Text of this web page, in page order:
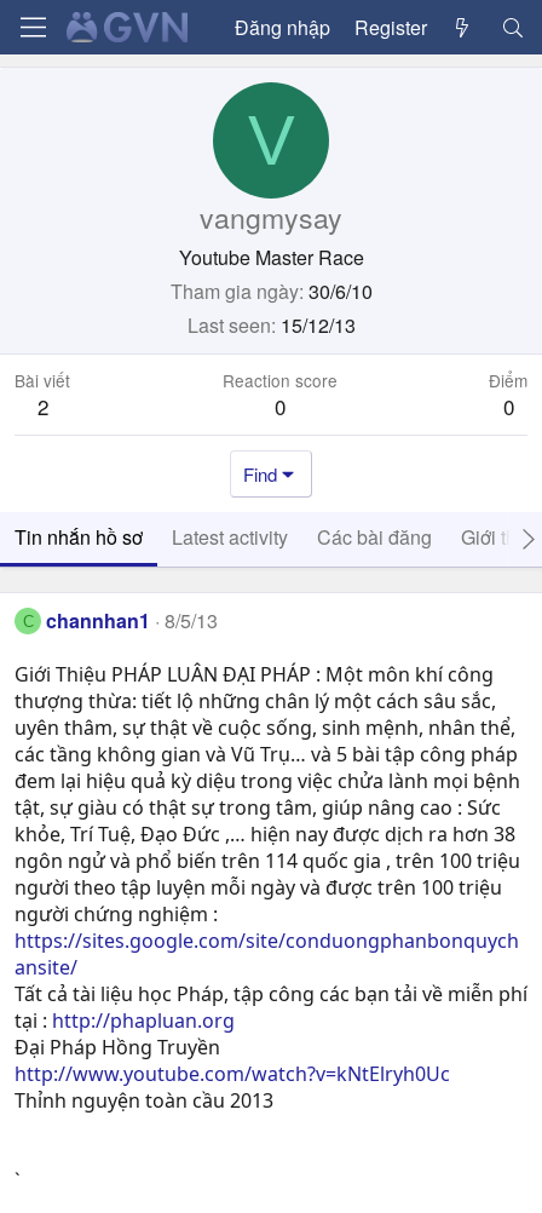
Đăng nhập Register
V
vangmysay
Youtube Master Race
Tham gia ngày 30/6/10
Last seen 15/12/13
Bài viết
2
Reaction score
0
Điểm
0
Find
Tin nhắn hồ sơ Latest activity Các bài đăng Giới thiệu
C channhan1 8/5/13
Giới Thiệu PHÁP LUÂN ĐẠI PHÁP : Một môn khí công
thượng thừa: tiết lộ những chân lý một cách sâu sắc,
uyên thâm, sự thật về cuộc sống, sinh mệnh, nhân thể,
các tầng không gian và Vũ Trụ… và 5 bài tập công pháp
đem lại hiệu quả kỳ diệu trong việc chửa lành mọi bệnh
tật, sự giàu có thật sự trong tâm, giúp nâng cao : Sức
khỏe, Trí Tuệ, Ðạo Ðức ,… hiện nay được dịch ra hơn 38
ngôn ngử và phổ biến trên 114 quốc gia , trên 100 triệu
người theo tập luyện mỗi ngày và được trên 100 triệu
người chứng nghiệm :
https://sites.google.com/site/conduongphanbonquych
ansite/
Tất cả tài liệu học Pháp, tập công các bạn tải về miễn phí
tại : http://phapluan.org
Đại Pháp Hồng Truyền
http://www.youtube.com/watch?v=kNtElryh0Uc
Thỉnh nguyện toàn cầu 2013
`